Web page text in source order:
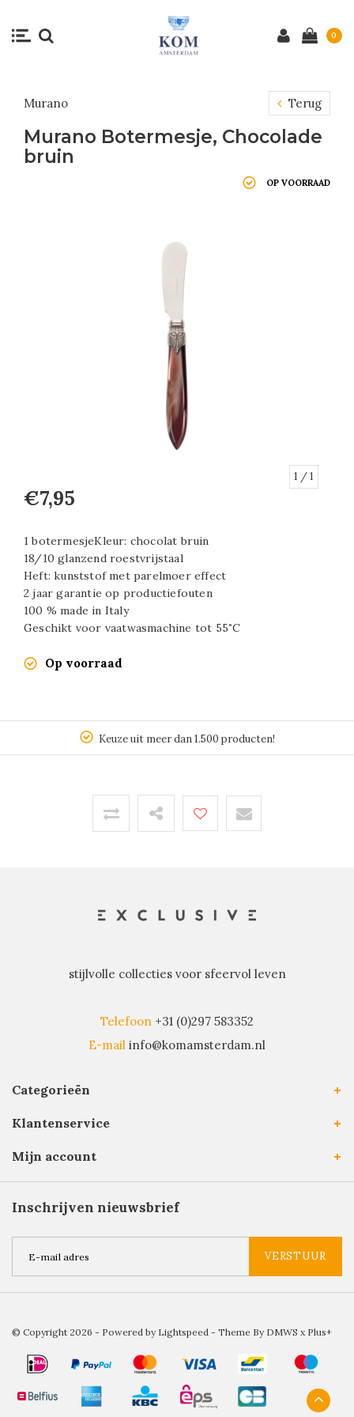
0
Murano Terug
Murano Botermesje, Chocolade
bruin
OP VOORRAAD
1 / 1
€7,95
1 botermesjeKleur: chocolat bruin
18/10 glanzend roestvrijstaal
Heft: kunststof met parelmoer effect
2 jaar garantie op productiefouten
100 % made in Italy
Geschikt voor vaatwasmachine tot 55˚C
Op voorraad
Keuze uit meer dan 1.500 producten!
stijlvolle collecties voor sfeervol leven
Telefoon +31 (0)297 583352
E-mail info@komamsterdam.nl
Categorieën
Klantenservice
Mijn account
Inschrijven nieuwsbrief
VERSTUUR
© Copyright 2026 - Powered by Lightspeed - Theme By DMWS x Plus+